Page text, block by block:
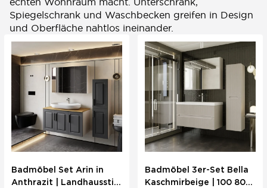
Spiegelschrank und Waschbecken greifen in Design
und Oberfläche nahtlos ineinander.
Badmöbel Set Arin in
Anthrazit | Landhausstil
Badmöbel 3er-Set Bella
Kaschmirbeige | 100 80